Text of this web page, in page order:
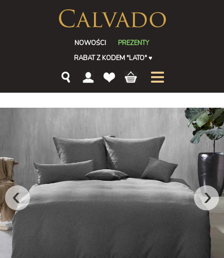
NOWOŚCI
PREZENTY
RABAT Z KODEM "LATO"♥
‹ ›